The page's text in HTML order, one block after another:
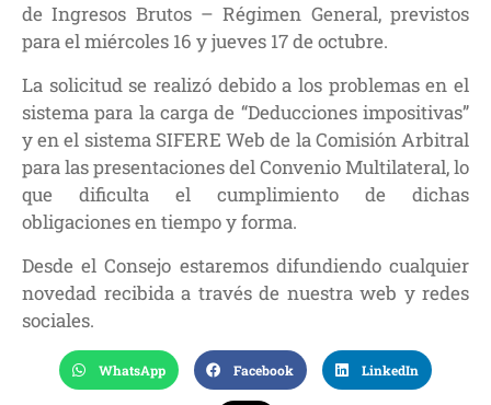
de Ingresos Brutos – Régimen General, previstos
para el miércoles 16 y jueves 17 de octubre.
La solicitud se realizó debido a los problemas en el
sistema para la carga de “Deducciones impositivas”
y en el sistema SIFERE Web de la Comisión Arbitral
para las presentaciones del Convenio Multilateral, lo
que dificulta el cumplimiento de dichas
obligaciones en tiempo y forma.
Desde el Consejo estaremos difundiendo cualquier
novedad recibida a través de nuestra web y redes
sociales.
WhatsApp Facebook LinkedIn